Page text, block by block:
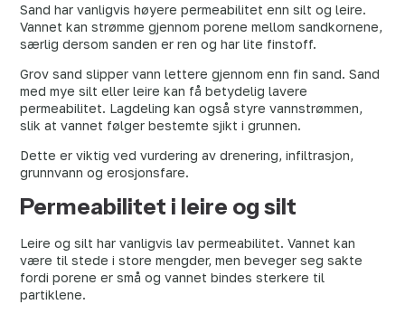
Sand har vanligvis høyere permeabilitet enn silt og leire.
Vannet kan strømme gjennom porene mellom sandkornene,
særlig dersom sanden er ren og har lite finstoff.
Grov sand slipper vann lettere gjennom enn fin sand. Sand
med mye silt eller leire kan få betydelig lavere
permeabilitet. Lagdeling kan også styre vannstrømmen,
slik at vannet følger bestemte sjikt i grunnen.
Dette er viktig ved vurdering av drenering, infiltrasjon,
grunnvann og erosjonsfare.
Permeabilitet i leire og silt
Leire og silt har vanligvis lav permeabilitet. Vannet kan
være til stede i store mengder, men beveger seg sakte
fordi porene er små og vannet bindes sterkere til
partiklene.